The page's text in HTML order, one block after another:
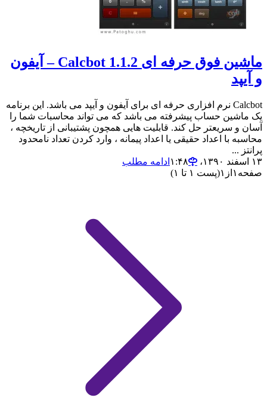
ماشین فوق حرفه ای Calcbot 1.1.2 – آیفون
و آیپد
Calcbot نرم افزاری حرفه ای برای آیفون و آیپد می باشد. این برنامه
یک ماشین حساب پیشرفته می باشد که می تواند محاسبات شما را
آسان و سریعتر حل کند. قابلیت هایی همچون پشتیبانی از تاریخچه ،
محاسبه با اعداد حقیقی یا اعداد پیمانه ، وارد کردن تعداد نامحدود
پرانتز ...
۱۳ اسفند ۱۳۹۰،‏ ۱:۴۸
ادامه مطلب
صفحه ۱ از ۱(پست ۱ تا ۱)